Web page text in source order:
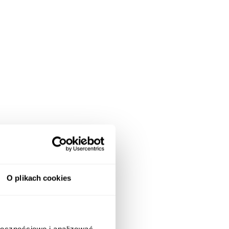
O plikach cookies